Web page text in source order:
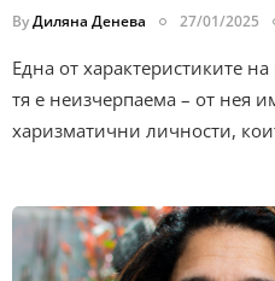
ByДиляна Денева 27/01/2025
Една от характеристиките
тя е неизчерпаема – от нея
харизматични личности,